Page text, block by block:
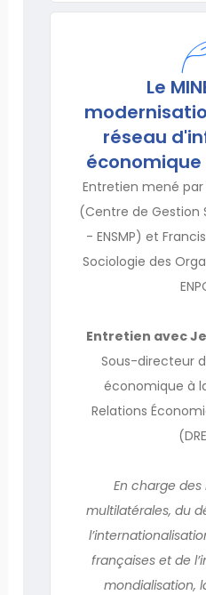
Le
réseau
Entretien mené par
(Centre de Gestion
- ENSMP) et
Sociologie des
Entretien avec
Sous-directeur
économique à
Relations
En charge
multilatérales, du
françaises et de
mondialisation,